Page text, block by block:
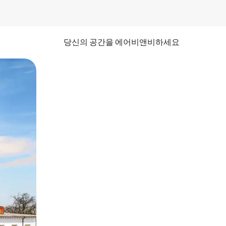
당신의 공간을 에어비앤비하세요